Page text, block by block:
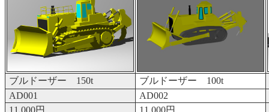
ブルドーザー 150t ブルドーザー 100t
AD001
AD002
11,000円
11,000円